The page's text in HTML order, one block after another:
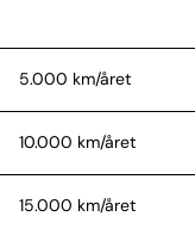
5.000 km/året
10.000 km/året
15.000 km/året